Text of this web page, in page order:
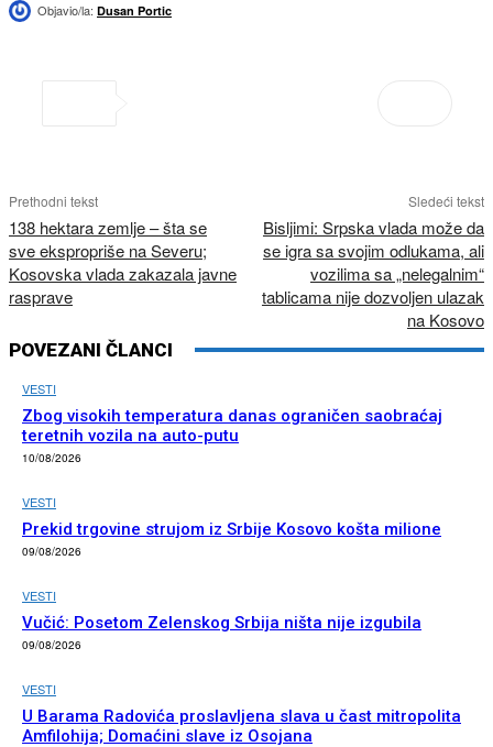
Objavio/la: Dusan Portic
Prethodni tekst
138 hektara zemlje – šta se
sve ekspropriše na Severu;
Kosovska vlada zakazala javne
rasprave
Sledeći tekst
Bisljimi: Srpska vlada može da
se igra sa svojim odlukama, ali
vozilima sa „nelegalnim“
tablicama nije dozvoljen ulazak
na Kosovo
POVEZANI ČLANCI
VESTI
Zbog visokih temperatura danas ograničen saobraćaj
teretnih vozila na auto-putu
10/08/2026
VESTI
Prekid trgovine strujom iz Srbije Kosovo košta milione
09/08/2026
VESTI
Vučić: Posetom Zelenskog Srbija ništa nije izgubila
09/08/2026
VESTI
U Barama Radovića proslavljena slava u čast mitropolita
Amfilohija; Domaćini slave iz Osojana